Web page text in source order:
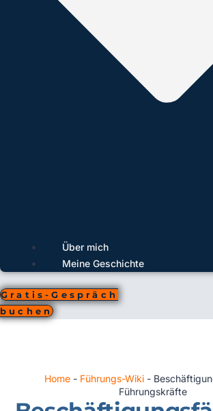
Über mich
Meine Geschichte
Gratis-Gespräch
buchen
Home- Führungs-Wiki-
Führungskräfte